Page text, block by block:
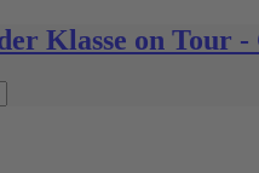
Klasse on Tour -